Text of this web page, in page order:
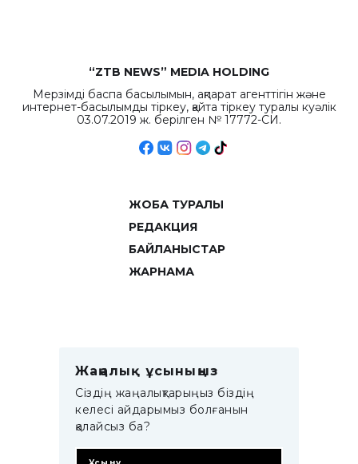
“ZTB NEWS” MEDIA HOLDING
Мерзімді баспа басылымын, ақпарат агенттігін және
интернет-басылымды тіркеу, қайта тіркеу туралы куәлік
03.07.2019 ж. берілген № 17772-СИ.
ЖОБА ТУРАЛЫ
РЕДАКЦИЯ
БАЙЛАНЫСТАР
ЖАРНАМА
Жаңалық ұсыныңыз
Сіздің жаңалықтарыңыз біздің
келесі айдарымыз болғанын
қалайсыз ба?